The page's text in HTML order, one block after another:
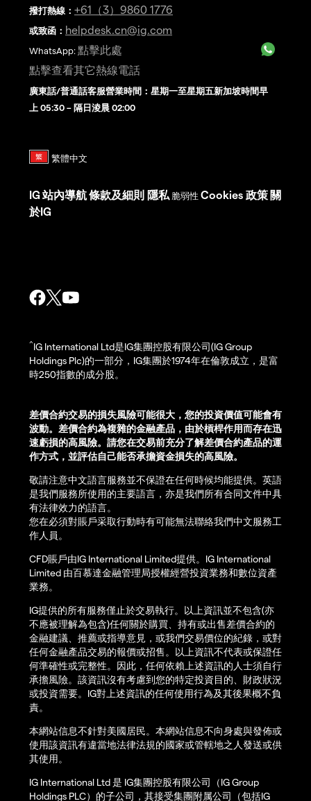
撥打熱線 ： +61（3）9860 1776
或致函： helpdesk.cn@ig.com
WhatsApp: 點擊此處
點擊查看其它熱線電話
廣東話/普通話客服營業時間：星期一至星期五新加坡時間早
上 05:30 – 隔日淩晨 02:00
IG 站內導航條款及細則 隱私 脆弱性 Cookies 政策 關
於IG
^IG International Ltd是IG集團控股有限公司(IG Group
Holdings Plc)的一部分，IG集團於1974年在倫敦成立，是富
時250指數的成分股。
差價合約交易的損失風險可能很大，您的投資價值可能會有
波動。差價合約為複雜的金融產品，由於槓桿作用而存在迅
速虧損的高風險。請您在交易前充分了解差價合約產品的運
作方式，並評估自己能否承擔資金損失的高風險。
敬請注意中文語言服務並不保證在任何時候均能提供。英語
是我們服務所使用的主要語言，亦是我們所有合同文件中具
有法律效力的語言。
您在必須對賬戶采取行動時有可能無法聯絡我們中文服務工
作人員。
CFD賬戶由IG International Limited提供。IG International
Limited 由百慕達金融管理局授權經營投資業務和數位資產
業務。
IG提供的所有服務僅止於交易執行。以上資訊並不包含(亦
不應被理解為包含)任何關於購買、持有或出售差價合約的
金融建議、推薦或指導意見，或我們交易價位的紀錄，或對
任何金融產品交易的報價或招售。以上資訊不代表或保證任
何準確性或完整性。因此，任何依賴上述資訊的人士須自行
承擔風險。該資訊沒有考慮到您的特定投資目的、財政狀況
或投資需要。IG對上述資訊的任何使用行為及其後果概不負
責。
本網站信息不針對美國居民。本網站信息不向身處與發佈或
使用該資訊有違當地法律法規的國家或管轄地之人發送或供
其使用。
IG International Ltd 是 IG集團控股有限公司（IG Group
Holdings PLC）的子公司，其接受集團附属公司（包括IG